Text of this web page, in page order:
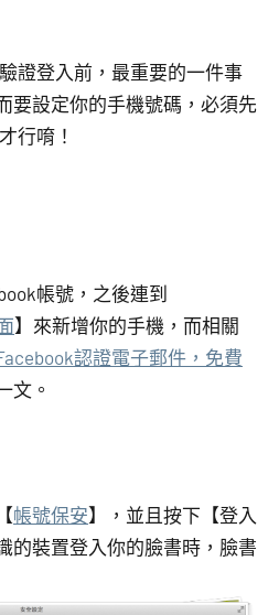
證登入前，最重要的一件事
要設定你的手機號碼，必須先
行唷！
帳號，之後連到
】來新增你的手機，而相關
認證電子郵件，免費
文。
帳號保安】，並且按下【登入
的裝置登入你的臉書時，臉書